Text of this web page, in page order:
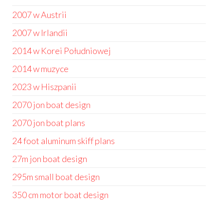
2007 w Austrii
2007 w Irlandii
2014 w Korei Południowej
2014 w muzyce
2023 w Hiszpanii
2070 jon boat design
2070 jon boat plans
24 foot aluminum skiff plans
27m jon boat design
295m small boat design
350 cm motor boat design